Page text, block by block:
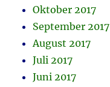
Oktober 2017
September 2017
August 2017
Juli 2017
Juni 2017